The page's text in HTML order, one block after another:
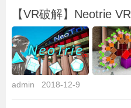
【VR破解】Neotrie VR
admin 2018-12-9